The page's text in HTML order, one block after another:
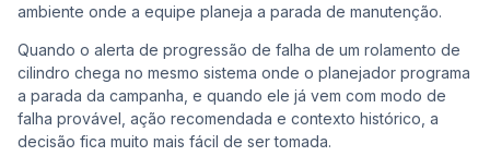
ambiente onde a equipe planeja a parada de manutenção.
Quando o alerta de progressão de falha de um rolamento de
cilindro chega no mesmo sistema onde o planejador programa
a parada da campanha, e quando ele já vem com modo de
falha provável, ação recomendada e contexto histórico, a
decisão fica muito mais fácil de ser tomada.